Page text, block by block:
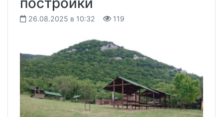
26.08.2025 в 10:32 119